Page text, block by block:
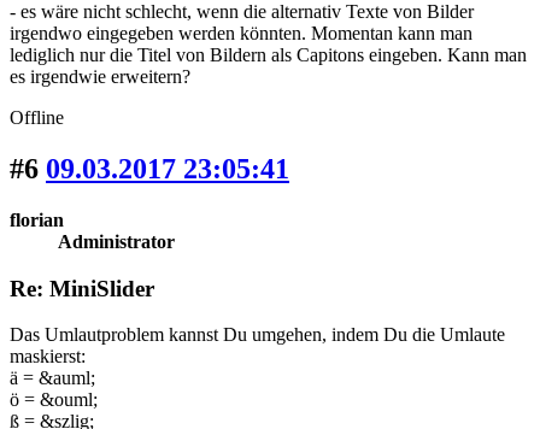
- es wäre nicht schlecht, wenn die alternativ Texte von Bilder
irgendwo eingegeben werden könnten. Momentan kann man
lediglich nur die Titel von Bildern als Capitons eingeben. Kann man
es irgendwie erweitern?
Offline
#6 09.03.2017 23:05:41
florian
Administrator
Re: MiniSlider
Das Umlautproblem kannst Du umgehen, indem Du die Umlaute
maskierst:
ä = &auml;
ö = &ouml;
ß = &szlig;